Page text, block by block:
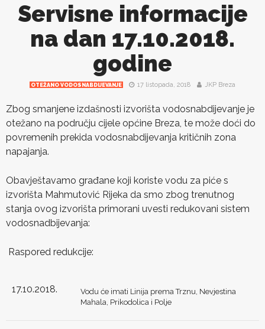
Servisne informacije
na dan 17.10.2018.
godine
OTEŽANO VODOSNABDIJEVANJE 17 listopada, 2018 JKP Breza
Zbog smanjene izdašnosti izvorišta vodosnabdijevanje je
otežano na području cijele općine Breza, te može doći do
povremenih prekida vodosnabdijevanja kritičnih zona
napajanja.
Obavještavamo građane koji koriste vodu za piće s
izvorišta Mahmutović Rijeka da smo zbog trenutnog
stanja ovog izvorišta primorani uvesti redukovani sistem
vodosnadbijevanja:
Raspored redukcije:
17.10.2018.
Vodu će imati Linija prema Trznu, Nevjestina
Mahala, Prikodolica i Polje